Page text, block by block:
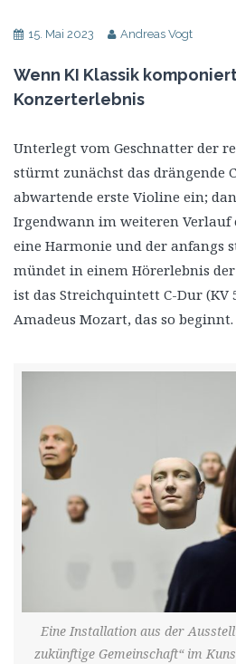
15. Mai 2023 Andreas Vogt
Wenn KI Klassik
Konzerterlebnis
Unterlegt vom Geschnatter der
stürmt zunächst das drängende
abwartende erste Violine ein;
Irgendwann im weiteren Verlauf
eine Harmonie und der anfangs
mündet in einem Hörerlebnis
ist das Streichquintett C-Dur (KV
Amadeus Mozart, das so beginnt.
Eine Installation aus der
zukünftige Gemeinschaft“ im